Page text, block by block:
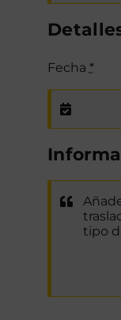
Fecha *